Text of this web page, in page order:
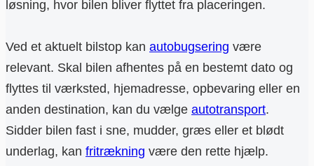
løsning, hvor bilen bliver flyttet fra placeringen.
Ved et aktuelt bilstop kan autobugsering være
relevant. Skal bilen afhentes på en bestemt dato og
flyttes til værksted, hjemadresse, opbevaring eller en
anden destination, kan du vælge autotransport.
Sidder bilen fast i sne, mudder, græs eller et blødt
underlag, kan fritrækning være den rette hjælp.